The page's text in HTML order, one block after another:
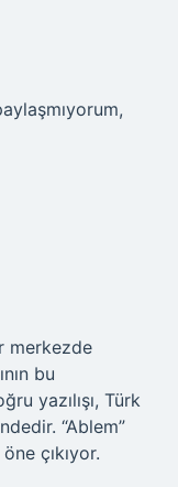
merkezde
bu
yazılışı, Türk
“Ablem”
çıkıyor.